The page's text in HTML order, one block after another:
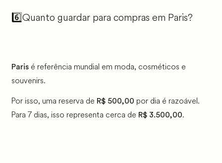
6️⃣Quanto guardar para compras em Paris?
Parisé referência mundial em moda, cosméticos e
souvenirs.
Por isso, uma reserva de R$ 500,00 por dia é razoável.
Para 7 dias, isso representa cerca de R$ 3.500,00.